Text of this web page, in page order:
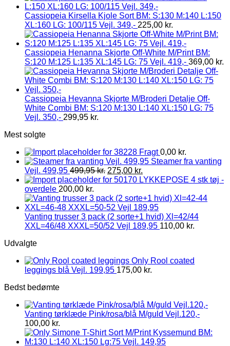
Cassiopeia Kirsella Kjole Sort BM: S:130 M:140 L:150
XL:160 LG: 100/115 Vejl. 349,- 225,00 kr.
Cassiopeia Henanna Skjorte Off-White M/Print BM:
S:120 M:125 L:135 XL:145 LG: 75 Vejl. 419,- 369,00 kr.
Cassiopeia Hevanna Skjorte M/Broderi Detalje Off-
White Combi BM: S:120 M:130 L:140 XL:150 LG: 75
Vejl. 350,- 299,95 kr.
Mest solgte
Fragt 0,00 kr.
Steamer fra vanting
Vejl. 499,95 499,95kr. 275,00 kr.
LYKKEPOSE 4 stk tøj -
overdele 200,00 kr.
Vanting trusser 3 pack (2 sorte+1 hvid) Xl=42/44
XXL=46/48 XXXL=50/52 Vejl 189,95 110,00 kr.
Udvalgte
Only Rool coated
leggings blå Vejl. 199,95 175,00 kr.
Bedst bedømte
Vanting tørklæde Pink/rosa/blå M/guld Vejl.120,-
100,00 kr.